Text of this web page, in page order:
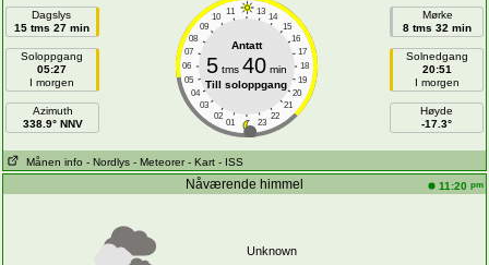
Dagslys
15 tms 27 min
Soloppgang
05:27
I morgen
Azimuth
338.9° NNV
11 13
10
14
09
15
08
16
07
17
06
18
05
19
04
20
03
21
02
22
01 23
Antatt
5tms 40min
Till soloppgang
Mørke
8 tms 32 min
Solnedgang
20:51
I morgen
Høyde
-17.3°
Månen info - Nordlys - Meteorer - Kart - ISS
Nåværende himmel 11:20 pm
Unknown